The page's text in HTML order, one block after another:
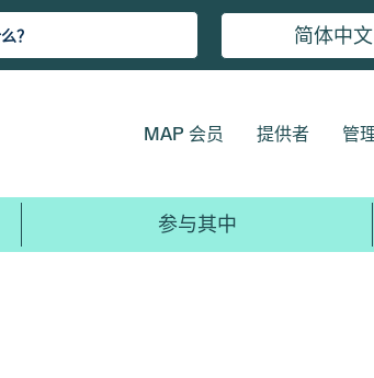
简体中文
MAP 会员 提供者 管
参与其中